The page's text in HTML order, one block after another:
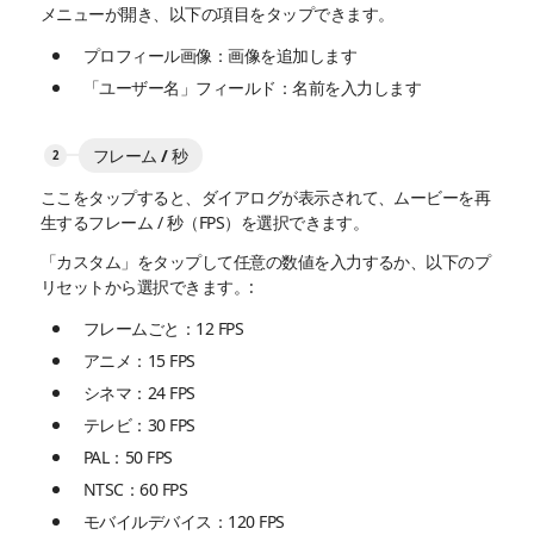
メニューが開き、以下の項目をタップできます。
プロフィール画像：画像を追加します
「ユーザー名」フィールド：名前を入力します
フレーム / 秒
ここをタップすると、ダイアログが表示されて、ムービーを再
生するフレーム / 秒（FPS）を選択できます。
「カスタム」をタップして任意の数値を入力するか、以下のプ
リセットから選択できます。:
フレームごと：12 FPS
アニメ：15 FPS
シネマ：24 FPS
テレビ：30 FPS
PAL：50 FPS
NTSC：60 FPS
モバイルデバイス：120 FPS